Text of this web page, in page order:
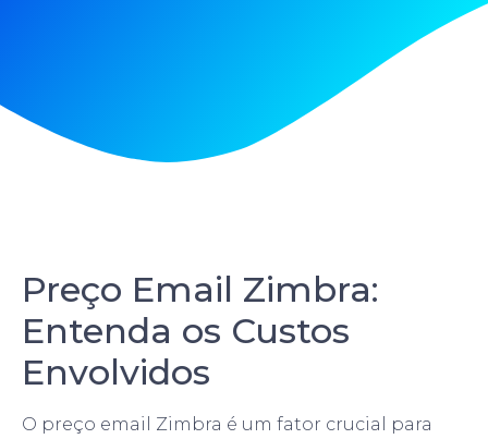
Preço Email Zimbra:
Entenda os Custos
Envolvidos
O preço email Zimbra é um fator crucial para